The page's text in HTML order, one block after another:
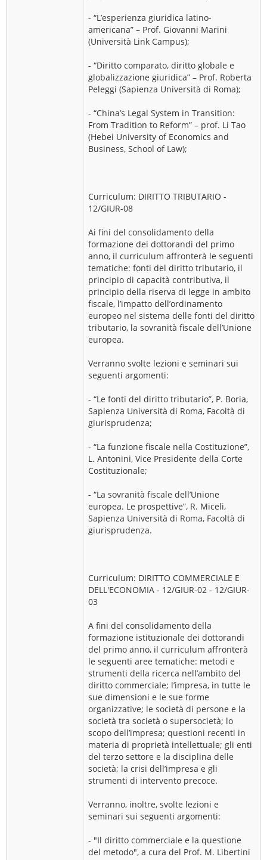
- “L’esperienza giuridica latino-
americana” – Prof. Giovanni Marini
(Università Link Campus);
- “Diritto comparato, diritto globale e
globalizzazione giuridica” – Prof. Roberta
Peleggi (Sapienza Università di Roma);
- “China’s Legal System in Transition:
From Tradition to Reform” – prof. Li Tao
(Hebei University of Economics and
Business, School of Law);
Curriculum: DIRITTO TRIBUTARIO -
12/GIUR-08
Ai fini del consolidamento della
formazione dei dottorandi del primo
anno, il curriculum affronterà le seguenti
tematiche: fonti del diritto tributario, il
principio di capacità contributiva, il
principio della riserva di legge in ambito
fiscale, l’impatto dell’ordinamento
europeo nel sistema delle fonti del diritto
tributario, la sovranità fiscale dell’Unione
europea.
Verranno svolte lezioni e seminari sui
seguenti argomenti:
- “Le fonti del diritto tributario”, P. Boria,
Sapienza Università di Roma, Facoltà di
giurisprudenza;
- “La funzione fiscale nella Costituzione”,
L. Antonini, Vice Presidente della Corte
Costituzionale;
- “La sovranità fiscale dell’Unione
europea. Le prospettive”, R. Miceli,
Sapienza Università di Roma, Facoltà di
giurisprudenza.
Curriculum: DIRITTO COMMERCIALE E
DELL'ECONOMIA - 12/GIUR-02 - 12/GIUR-
03
A fini del consolidamento della
formazione istituzionale dei dottorandi
del primo anno, il curriculum affronterà
le seguenti aree tematiche: metodi e
strumenti della ricerca nell’ambito del
diritto commerciale; l’impresa, in tutte le
sue dimensioni e le sue forme
organizzative; le società di persone e la
società tra società o supersocietà; lo
scopo dell’impresa; questioni recenti in
materia di proprietà intellettuale; gli enti
del terzo settore e la disciplina delle
società; la crisi dell’impresa e gli
strumenti di intervento precoce.
Verranno, inoltre, svolte lezioni e
seminari sui seguenti argomenti:
- "Il diritto commerciale e la questione
del metodo", a cura del Prof. M. Libertini